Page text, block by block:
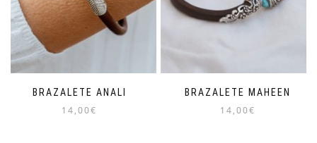
BRAZALETE ANALI
14,00€
BRAZALETE MAHEEN
14,00€